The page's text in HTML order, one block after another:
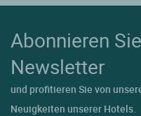
Abonnieren
Newsletter
und profitieren Sie von
Neuigkeiten unserer Hotels.